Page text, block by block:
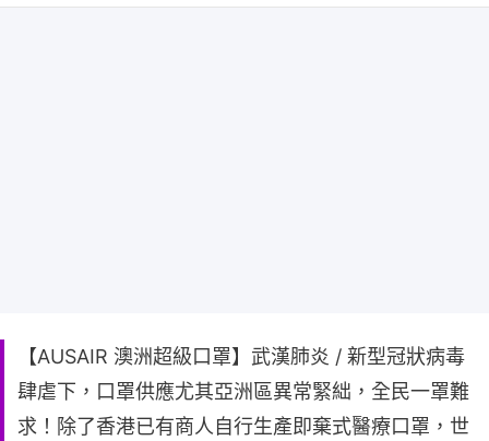
【AUSAIR 澳洲超級口罩】武漢肺炎 / 新型冠狀病毒
肆虐下，口罩供應尤其亞洲區異常緊絀，全民一罩難
求！除了香港已有商人自行生產即棄式醫療口罩，世